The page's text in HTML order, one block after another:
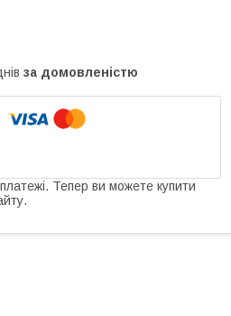
за домовленістю
Тепер ви можете купити